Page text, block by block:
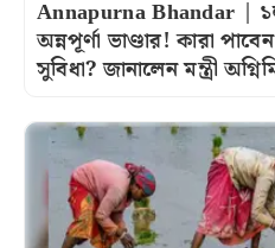
Annapurna Bhandar |
অন্নপূর্ণা ভাণ্ডার! কারা
সুবিধা? জানালেন মন্ত্রী